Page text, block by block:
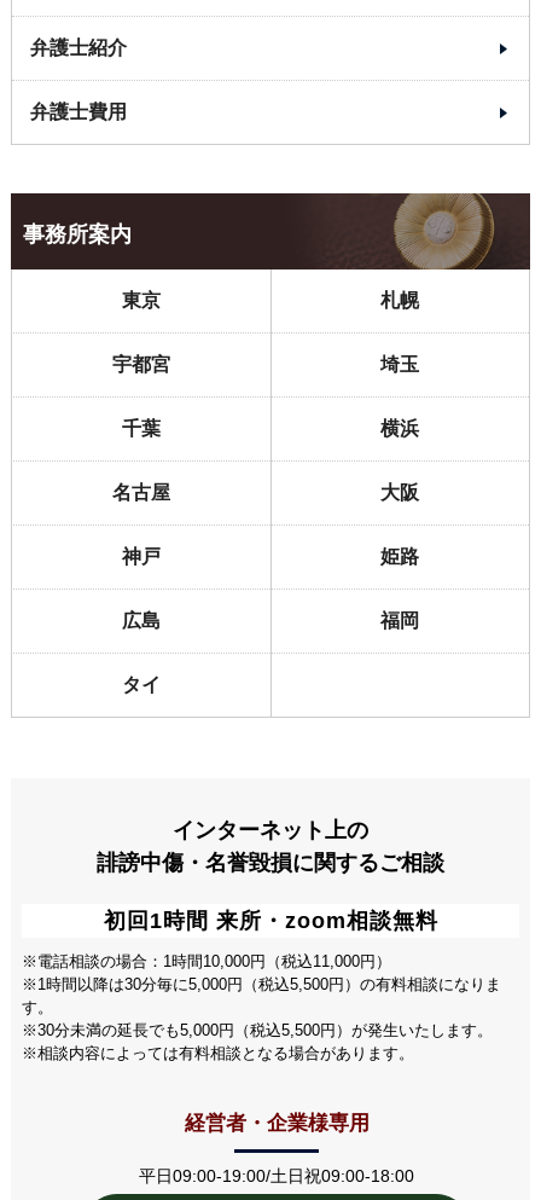
弁護士紹介
弁護士費用
事務所案内
東京 札幌
宇都宮 埼玉
千葉 横浜
名古屋 大阪
神戸 姫路
広島 福岡
タイ
インターネット上の
誹謗中傷・名誉毀損に関するご相談
初回1時間 来所・zoom相談無料
※電話相談の場合：1時間10,000円（税込11,000円）
※1時間以降は30分毎に5,000円（税込5,500円）の有料相談になりま
す。
※30分未満の延長でも5,000円（税込5,500円）が発生いたします。
※相談内容によっては有料相談となる場合があります。
経営者・企業様専用
平日09:00-19:00/土日祝09:00-18:00